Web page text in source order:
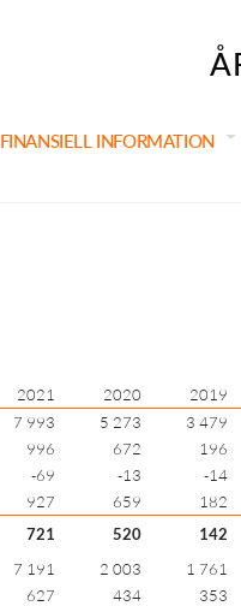
FINANSIELL INFORMATION
2021 2020 2019
7 993 5 273 3 479
996 672 196
-69 -13 -14
927 659 182
721 520 142
7 191 2 003 1 761
627 434 353